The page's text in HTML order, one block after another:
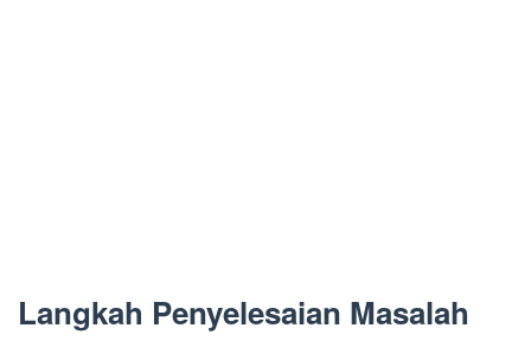
Langkah Penyelesaian Masalah